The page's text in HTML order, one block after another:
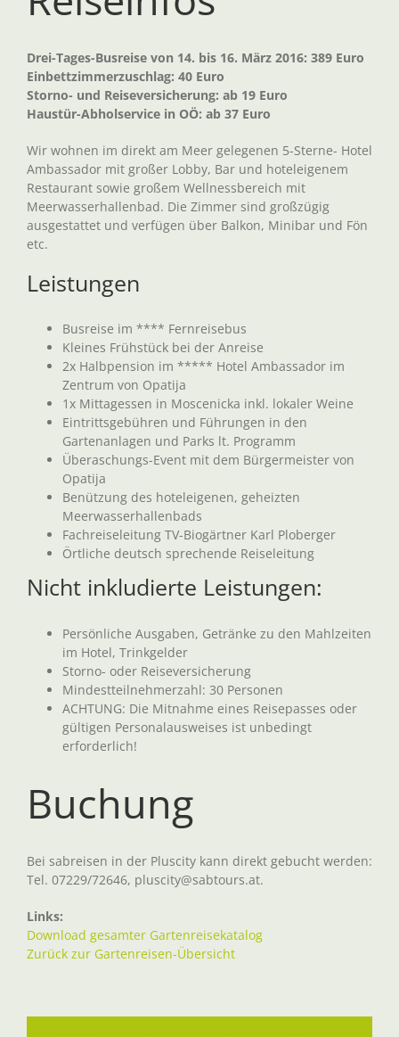
Drei-Tages-Busreise von 14. bis 16. März 2016: 389 Euro
Einbettzimmerzuschlag: 40 Euro
Storno- und Reiseversicherung: ab 19 Euro
Haustür-Abholservice in OÖ: ab 37 Euro
Wir wohnen im direkt am Meer gelegenen 5-Sterne- Hotel
Ambassador mit großer Lobby, Bar und hoteleigenem
Restaurant sowie großem Wellnessbereich mit
Meerwasserhallenbad. Die Zimmer sind großzügig
ausgestattet und verfügen über Balkon, Minibar und Fön
etc.
Leistungen
Busreise im **** Fernreisebus
Kleines Frühstück bei der Anreise
2x Halbpension im ***** Hotel Ambassador im
Zentrum von Opatija
1x Mittagessen in Moscenicka inkl. lokaler Weine
Eintrittsgebühren und Führungen in den
Gartenanlagen und Parks lt. Programm
Überaschungs-Event mit dem Bürgermeister von
Opatija
Benützung des hoteleigenen, geheizten
Meerwasserhallenbads
Fachreiseleitung TV-Biogärtner Karl Ploberger
Örtliche deutsch sprechende Reiseleitung
Nicht inkludierte Leistungen:
Persönliche Ausgaben, Getränke zu den Mahlzeiten
im Hotel, Trinkgelder
Storno- oder Reiseversicherung
Mindestteilnehmerzahl: 30 Personen
ACHTUNG: Die Mitnahme eines Reisepasses oder
gültigen Personalausweises ist unbedingt
erforderlich!
Buchung
Bei sabreisen in der Pluscity kann direkt gebucht werden:
Tel. 07229/72646, pluscity@sabtours.at.
Links:
Download gesamter Gartenreisekatalog
Zurück zur Gartenreisen-Übersicht